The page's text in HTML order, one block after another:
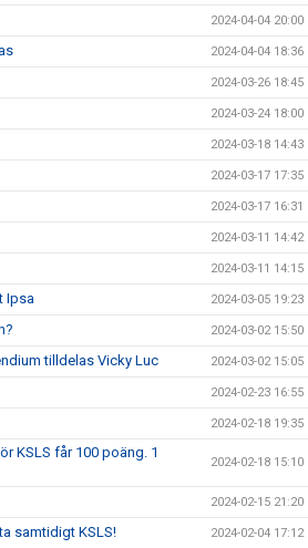
2024-04-04 20:00
2024-04-04 18:36
2024-03-26 18:45
2024-03-24 18:00
2024-03-18 14:43
2024-03-17 17:35
2024-03-17 16:31
2024-03-11 14:42
2024-03-11 14:15
Ipsa 2024-03-05 19:23
2024-03-02 15:50
tilldelas Vicky Luc 2024-03-02 15:05
2024-02-23 16:55
2024-02-18 19:35
KSLS får 100 poäng. 1
2024-02-18 15:10
2024-02-15 21:20
samtidigt KSLS! 2024-02-04 17:12